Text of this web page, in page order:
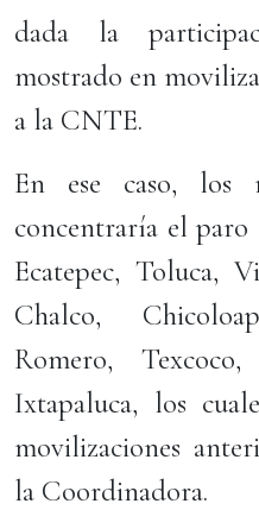
dada la
mostrado en
a la CNTE.
En ese caso, los
concentraría el paro
Ecatepec, Toluca,
Chalco,
Romero,
Ixtapaluca, los
movilizaciones
la Coordinadora.